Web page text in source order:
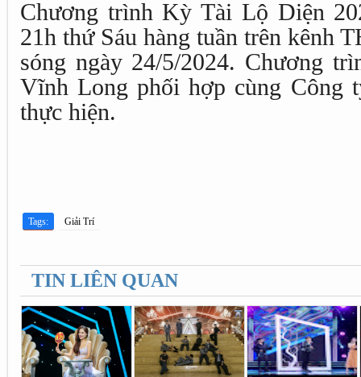
Chương trình Kỳ Tài Lộ Diện
21h thứ Sáu hàng tuần trên kênh
sóng ngày 24/5/2024. Chương
Vĩnh Long phối hợp cùng Công
thực hiện.
Tags: Giải Trí
TIN LIÊN QUAN